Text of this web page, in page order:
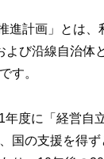
進計画」とは、
よび沿線自治体
す。
年度に「経営自
国の支援を得